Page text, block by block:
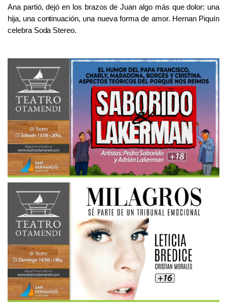
Ana partió, dejó en los brazos de Juan algo más que dolor: una
hija, una continuación, una nueva forma de amor. Hernan Piquín
celebra Soda Stereo.